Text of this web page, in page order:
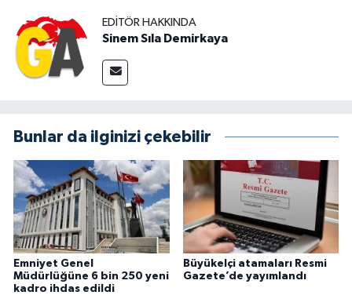
EDITÖR HAKKINDA
Sinem Sıla Demirkaya
Bunlar da ilginizi çekebilir
Emniyet Genel
Müdürlüğüne 6 bin 250 yeni
kadro ihdas edildi
Büyükelçi atamaları Resmi
Gazete’de yayımlandı